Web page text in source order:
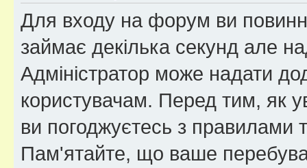
Для входу на форум ви
займає декілька секунд але
Адміністратор може надати
користувачам. Перед тим, як
ви погоджуєтесь з правилами
Пам'ятайте, що ваше